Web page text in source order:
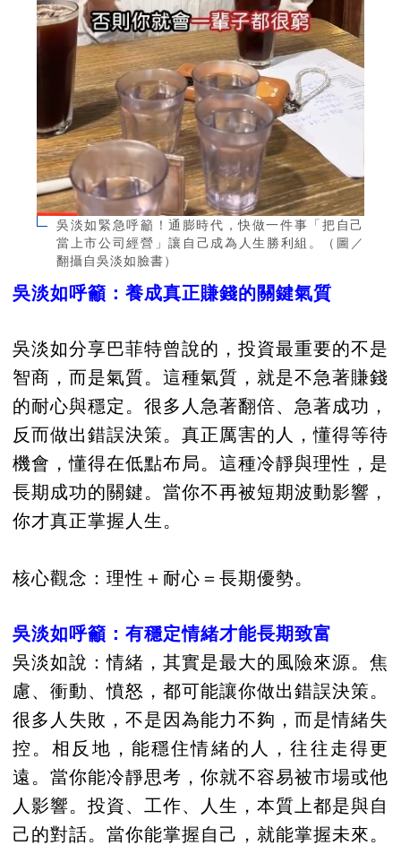
吳淡如緊急呼籲！通膨時代，快做一件事「把自己
當上市公司經營」讓自己成為人生勝利組。（圖／
翻攝自吳淡如臉書）
吳淡如呼籲：養成真正賺錢的關鍵氣質
吳淡如分享巴菲特曾說的，投資最重要的不是
智商，而是氣質。這種氣質，就是不急著賺錢
的耐心與穩定。很多人急著翻倍、急著成功，
反而做出錯誤決策。真正厲害的人，懂得等待
機會，懂得在低點布局。這種冷靜與理性，是
長期成功的關鍵。當你不再被短期波動影響，
你才真正掌握人生。
核心觀念：理性＋耐心＝長期優勢。
吳淡如呼籲：有穩定情緒才能長期致富
吳淡如說：情緒，其實是最大的風險來源。焦
慮、衝動、憤怒，都可能讓你做出錯誤決策。
很多人失敗，不是因為能力不夠，而是情緒失
控。相反地，能穩住情緒的人，往往走得更
遠。當你能冷靜思考，你就不容易被市場或他
人影響。投資、工作、人生，本質上都是與自
己的對話。當你能掌握自己，就能掌握未來。